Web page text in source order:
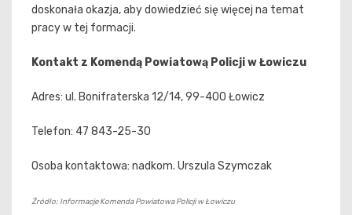
doskonała okazja, aby dowiedzieć się więcej na temat
pracy w tej formacji.
Kontakt z Komendą Powiatową Policji w Łowiczu
Adres: ul. Bonifraterska 12/14, 99-400 Łowicz
Telefon: 47 843-25-30
Osoba kontaktowa: nadkom. Urszula Szymczak
Źródło: Informacje Komenda Powiatowa Policji w Łowiczu